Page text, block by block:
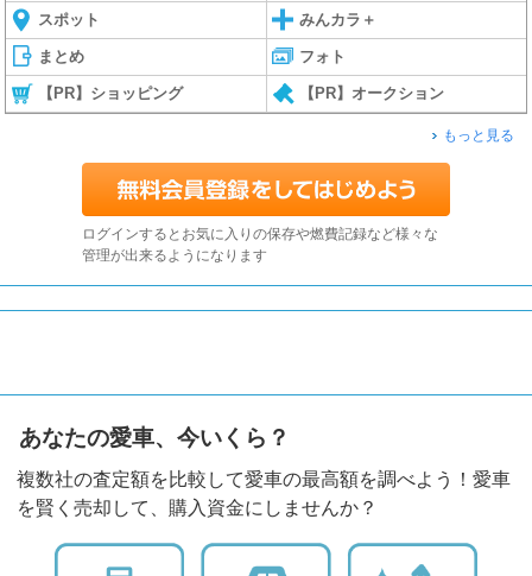
スポット みんカラ＋
まとめ フォト
【PR】ショッピング 【PR】オークション
もっと見る
ログインするとお気に入りの保存や燃費記録など様々な
管理が出来るようになります
あなたの愛車、今いくら？
複数社の査定額を比較して愛車の最高額を調べよう！愛車
を賢く売却して、購入資金にしませんか？